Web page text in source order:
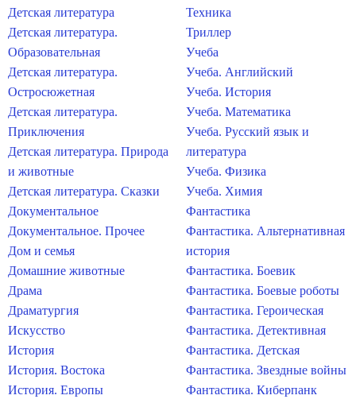
Детская литература
Детская литература.
Образовательная
Детская литература.
Остросюжетная
Детская литература.
Приключения
Детская литература. Природа
и животные
Детская литература. Сказки
Документальное
Документальное. Прочее
Дом и семья
Домашние животные
Драма
Драматургия
Искусство
История
История. Востока
История. Европы
Техника
Триллер
Учеба
Учеба. Английский
Учеба. История
Учеба. Математика
Учеба. Русский язык и
литература
Учеба. Физика
Учеба. Химия
Фантастика
Фантастика. Альтернативная
история
Фантастика. Боевик
Фантастика. Боевые роботы
Фантастика. Героическая
Фантастика. Детективная
Фантастика. Детская
Фантастика. Звездные войны
Фантастика. Киберпанк